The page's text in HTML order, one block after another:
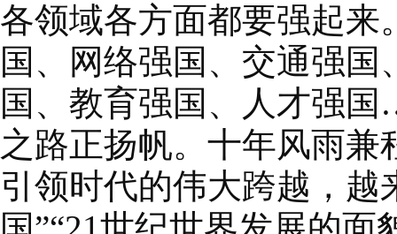
各领域各方面都要强起来
国、网络强国、交通强
国、教育强国、人才强
之路正扬帆。十年风雨
引领时代的伟大跨越，越